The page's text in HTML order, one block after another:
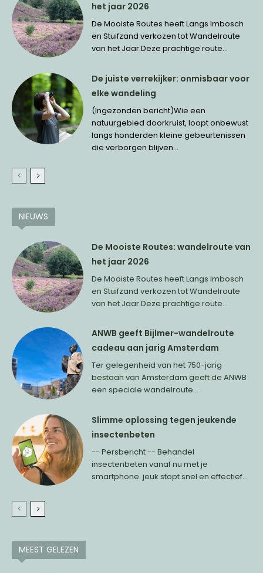
het jaar 2026
De Mooiste Routes heeft Langs Imbosch
en Stuifzand verkozen tot Wandelroute
van het Jaar.Deze prachtige route...
De juiste verrekijker: onmisbaar voor
elke wandeling
(Ingezonden bericht)Wie een
natuurgebied doorkruist, loopt onbewust
langs honderden kleine gebeurtenissen
die verborgen blijven...
NIEUWS
De Mooiste Routes: wandelroute van
het jaar 2026
De Mooiste Routes heeft Langs Imbosch
en Stuifzand verkozen tot Wandelroute
van het Jaar.Deze prachtige route...
ANWB geeft Bijlmer-wandelroute
cadeau aan jarig Amsterdam
Ter gelegenheid van het 750-jarig
bestaan van Amsterdam geeft de ANWB
een speciale wandelroute...
Slimme oplossing tegen jeukende
insectenbeten
-- Persbericht -- Behandel
insectenbeten vanaf nu met je
smartphone: jeuk stopt snel en effectief...
MEEST GELEZEN